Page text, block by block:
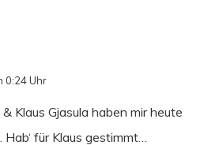
0:24 Uhr
Klaus Gjasula haben mir heute
für Klaus gestimmt…